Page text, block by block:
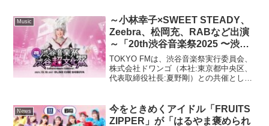
公演詳細も発表となり、 7月13日17:00よ
り全公演チケ...
Music
～小林幸子×SWEET STEADY、
Zeebra、松岡充、RABなど出演
～「20th渋谷音楽祭2025 〜渋谷
『超』文化祭 Culture meets
Culture〜」
TOKYO FMは、渋谷音楽祭実行委員会、
株式会社ドワンゴ（本社:東京都中央区、
代表取締役社長:夏野剛）との共催とし
ャンル・ルーツを超えてあらゆ...
News
今をときめくアイドル「FRUITS
ZIPPER」が「はるやま褒められ